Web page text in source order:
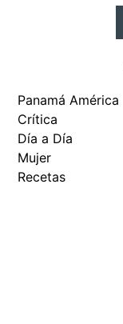
Panamá América
Crítica
Día a Día
Mujer
Recetas